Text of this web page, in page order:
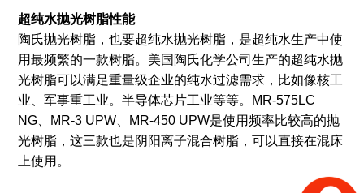
超纯水抛光树脂性能
陶氏抛光树脂，也要超纯水抛光树脂，是超纯水生产中使
用最频繁的一款树脂。美国陶氏化学公司生产的超纯水抛
光树脂可以满足重量级企业的纯水过滤需求，比如像核工
业、军事重工业。半导体芯片工业等等。MR-575LC
NG、MR-3 UPW、MR-450 UPW是使用频率比较高的抛
光树脂，这三款也是阴阳离子混合树脂，可以直接在混床
上使用。